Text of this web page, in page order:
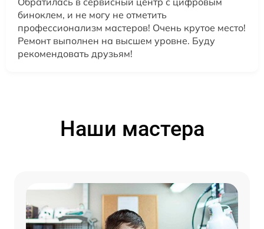
биноклем, и не могу не отметить
профессионализм мастеров! Очень крутое место!
Ремонт выполнен на высшем уровне. Буду
рекомендовать друзьям!
Наши мастера